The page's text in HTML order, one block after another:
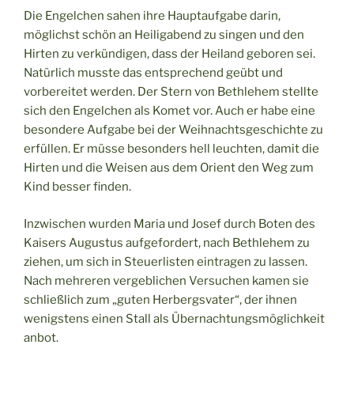
Die Engelchen sahen ihre Hauptaufgabe darin,
möglichst schön an Heiligabend zu singen und den
Hirten zu verkündigen, dass der Heiland geboren sei.
Natürlich musste das entsprechend geübt und
vorbereitet werden. Der Stern von Bethlehem stellte
sich den Engelchen als Komet vor. Auch er habe eine
besondere Aufgabe bei der Weihnachtsgeschichte zu
erfüllen. Er müsse besonders hell leuchten, damit die
Hirten und die Weisen aus dem Orient den Weg zum
Kind besser finden.
Inzwischen wurden Maria und Josef durch Boten des
Kaisers Augustus aufgefordert, nach Bethlehem zu
ziehen, um sich in Steuerlisten eintragen zu lassen.
Nach mehreren vergeblichen Versuchen kamen sie
schließlich zum „guten Herbergsvater“, der ihnen
wenigstens einen Stall als Übernachtungsmöglichkeit
anbot.